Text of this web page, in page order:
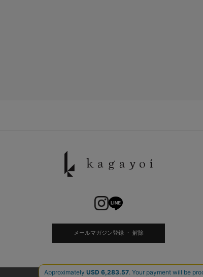
メールマガジン登録 ・ 解除